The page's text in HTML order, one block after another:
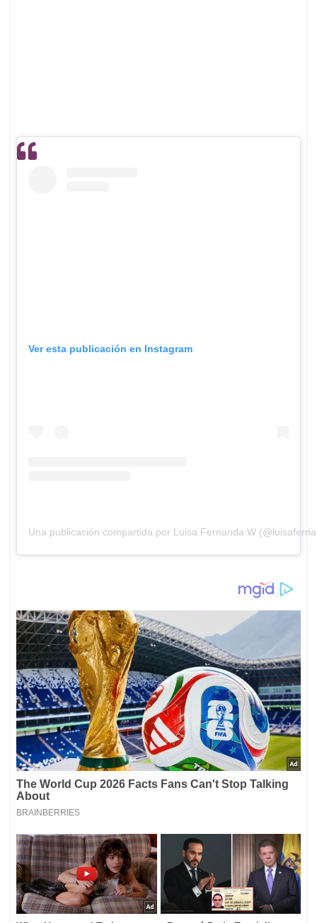
Ver esta publicación en Instagram
Una publicación compartida por Luisa Fernanda W